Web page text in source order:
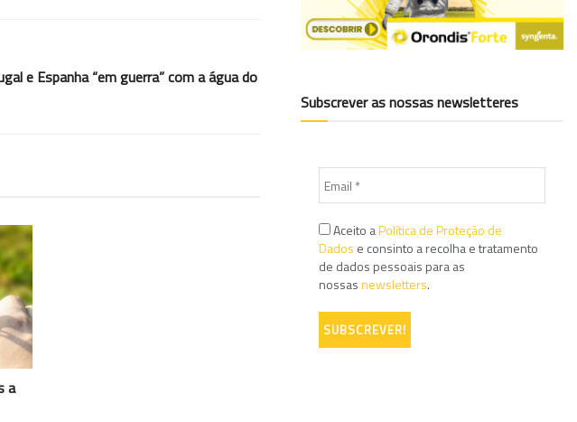
e Espanha “em guerra” com a água do
a
Subscrever as nossas newsletteres
Aceito aPolítica de Proteção de
Dados e consinto a recolha e tratamento
de dados pessoais para as
nossasnewsletters.